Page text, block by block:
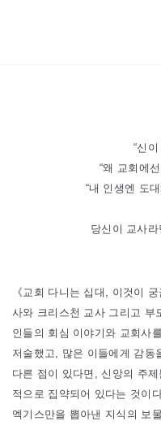
“신
“왜 교회에
“내 인생엔 도
당신이 교사
《교회 다니는 십대, 이것이
사와 크리스천 교사 그리고 부
인들의 회심 이야기와 교회사
저술했고, 많은 이들에게 감동
다른 점이 있다면, 신앙의 주
적으로 집약되어 있다는 것이
엑기스만을 뽑아낸 지식의 보